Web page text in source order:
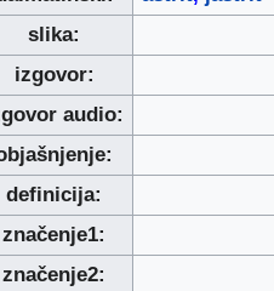
slika:
izgovor:
audio:
definicija:
značenje1:
značenje2: